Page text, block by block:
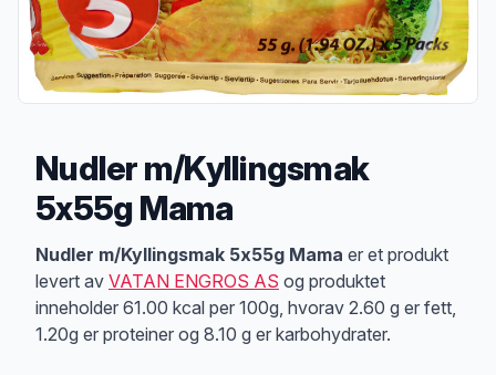
Nudler m/Kyllingsmak
5x55g Mama
Produktbeskrivelse
Nudler m/Kyllingsmak 5x55g Mama er et produkt
levert av VATAN ENGROS AS og produktet
inneholder 61.00 kcal per 100g, hvorav 2.60 g er fett,
1.20g er proteiner og 8.10 g er karbohydrater.